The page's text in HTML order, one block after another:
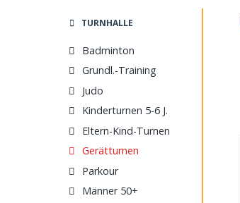
TURNHALLE
Badminton
Grundl.-Training
Judo
Kinderturnen 5-6 J.
Eltern-Kind-Turnen
Gerätturnen
Parkour
Männer 50+